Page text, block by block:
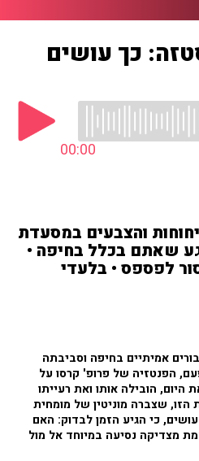
כך עושים
00:00
והצבעים במסעדת
שאתם בכלל בחיפה •
לפספס • בלעדי
אמיתיים בחיפה וסביבתה
הפנטזיה של פרופ' קרסו על
הובילה אותו ואת רעייתו
שצברה מוניטין של מומחית
כי הגיע הזמן לבדוק: האם
מצדיקה נסיעה במיוחד אל מול